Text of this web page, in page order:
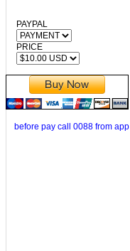
PAYPAL
PRICE
before pay call 0088 from app